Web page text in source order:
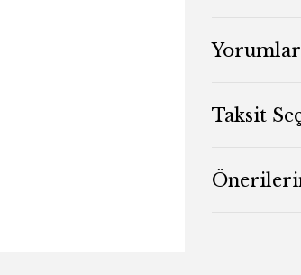
Yorumlar
Taksit